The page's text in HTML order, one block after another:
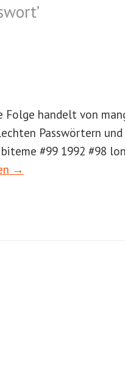
’
Folge handelt von
Passwörtern und
#99 1992 #98
→